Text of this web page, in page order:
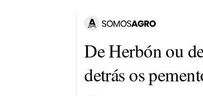
De Herbón ou
detrás os